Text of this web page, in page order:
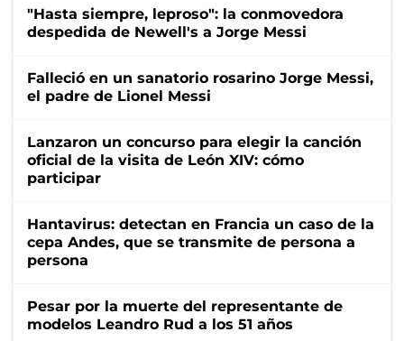
"Hasta siempre, leproso": la conmovedora
despedida de Newell's a Jorge Messi
Falleció en un sanatorio rosarino Jorge Messi,
el padre de Lionel Messi
Lanzaron un concurso para elegir la canción
oficial de la visita de León XIV: cómo
participar
Hantavirus: detectan en Francia un caso de la
cepa Andes, que se transmite de persona a
persona
Pesar por la muerte del representante de
modelos Leandro Rud a los 51 años